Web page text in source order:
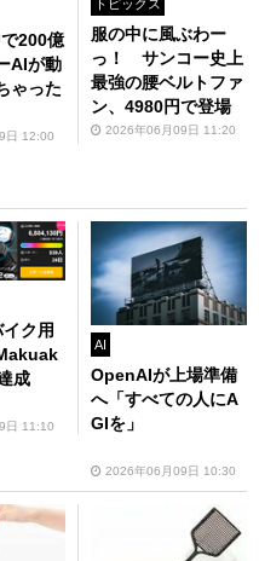
200億
AIが動
ゃった
日 12:00
トピックス
服の中に風ぶわー
っ！ サンコー史上
最強の腰ベルトファ
ン、4980円で登場
2026年06月09日 11:20
ク用
成
日 11:10
AI
OpenAIが上場準備
へ「すべての人にA
GIを」
2026年06月09日 10:30